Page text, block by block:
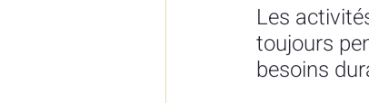
Les
toujours
besoins